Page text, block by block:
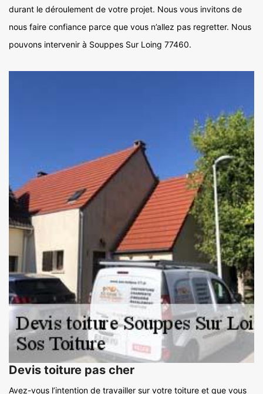
durant le déroulement de votre projet. Nous vous invitons de
nous faire confiance parce que vous n’allez pas regretter. Nous
pouvons intervenir à Souppes Sur Loing 77460.
Devis toiture pas cher
Avez-vous l’intention de travailler sur votre toiture et que vous